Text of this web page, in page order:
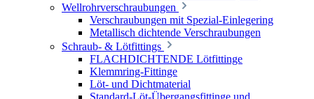
Wellrohrverschraubungen
Verschraubungen mit Spezial-Einlegering
Metallisch dichtende Verschraubungen
Schraub- & Lötfittings
FLACHDICHTENDE Lötfittinge
Klemmring-Fittinge
Löt- und Dichtmaterial
Standard-Löt-Übergangsfittinge und